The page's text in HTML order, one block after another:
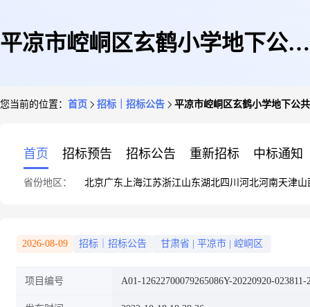
平凉市崆峒区玄鹤小学地下公共
您当前的位置： 首页 招标｜招标公告 平凉市崆峒区玄鹤小学地下公
首页 招标预告 招标公告 重新招标 中标通知
省份地区： 北京广东 上海江苏浙江山东湖北四川 河北河南天津山
2026-08-09 招标｜招标公告 甘肃省 平凉市 崆峒区
项目编号 A01-12622700079265086Y-20220920-023811-